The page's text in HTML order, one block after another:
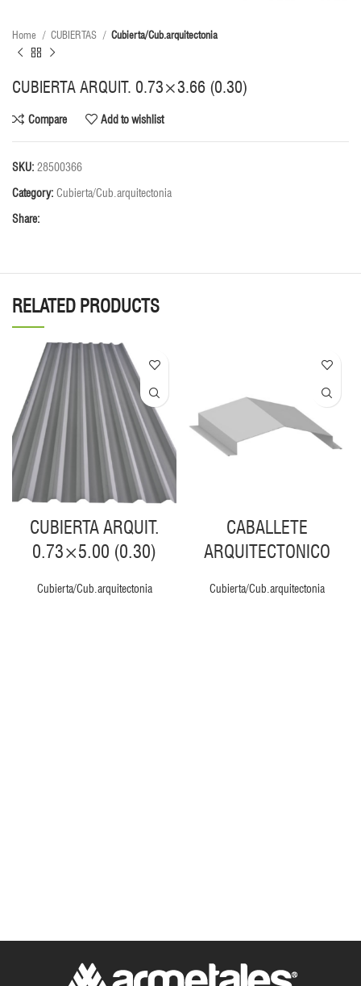
Home CUBIERTAS Cubierta/Cub.arquitectonia
CUBIERTA ARQUIT. 0.73×3.66 (0.30)
Compare Add to wishlist
SKU: 28500366
Category: Cubierta/Cub.arquitectonia
Share:
RELATED PRODUCTS
CUBIERTA ARQUIT.
0.73×5.00 (0.30)
Cubierta/Cub.arquitectonia
CABALLETE
ARQUITECTONICO
Cubierta/Cub.arquitectonia